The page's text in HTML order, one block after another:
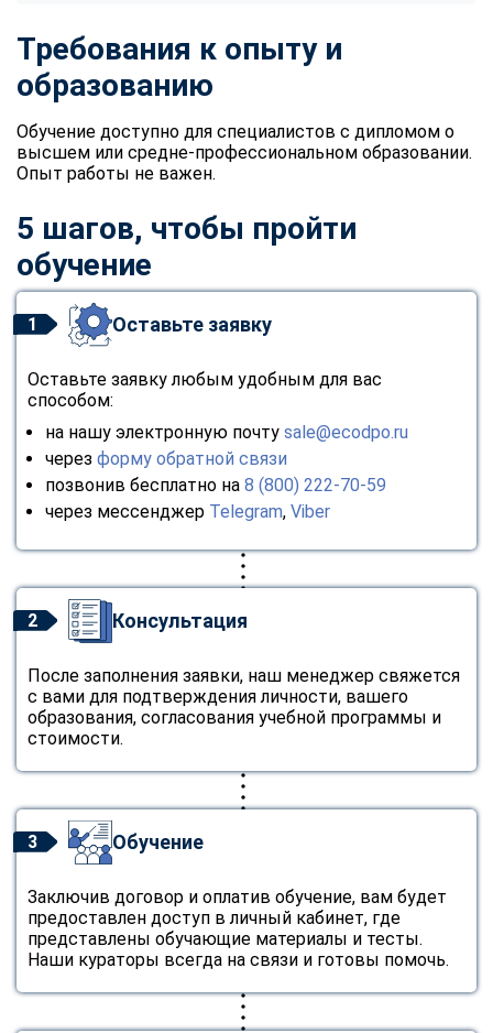
Требования к опыту и
образованию
Обучение доступно для специалистов с дипломом о
высшем или средне-профессиональном образовании.
Опыт работы не важен.
5 шагов, чтобы пройти
обучение
1 Оставьте заявку
Оставьте заявку любым удобным для вас
способом:
на нашу электронную почту sale@ecodpo.ru
через форму обратной связи
позвонив бесплатно на 8 (800) 222-70-59
через мессенджер Telegram, Viber
2 Консультация
После заполнения заявки, наш менеджер свяжется
с вами для подтверждения личности, вашего
образования, согласования учебной программы и
стоимости.
3 Обучение
Заключив договор и оплатив обучение, вам будет
предоставлен доступ в личный кабинет, где
представлены обучающие материалы и тесты.
Наши кураторы всегда на связи и готовы помочь.